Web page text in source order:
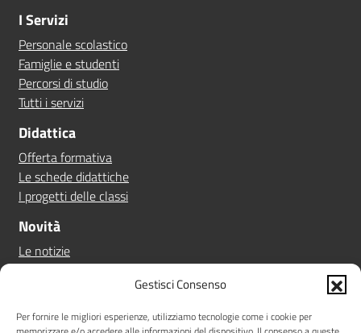
Gestisci Consenso
Per fornire le migliori esperienze, utilizziamo tecnologie come i cookie per
I Servizi
Personale scolastico
Famiglie e studenti
Percorsi di studio
Tutti i servizi
Didattica
Offerta formativa
Le schede didattiche
I progetti delle classi
Novità
Le notizie
Le circolari
Albo online